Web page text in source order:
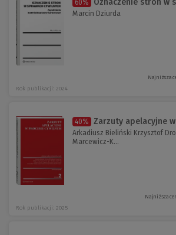
60% Oznaczenie stron w
Marcin Dziurda
Rok publikacji: 2024
Najniższa
40% Zarzuty apelacyjne
Arkadiusz Bieliński Krzysztof
Marcewicz-K...
Rok publikacji: 2025
Najniższa